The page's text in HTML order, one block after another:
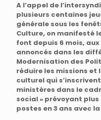
A l’appel de
plusieurs centaines
générale sous les
Culture, on manifesté
font depuis 6 mois,
annoncés dans les
Modernisation des
réduire les missions
culturel qui
ministères dans le
social » prévoyant plus
postes en 3 ans avec